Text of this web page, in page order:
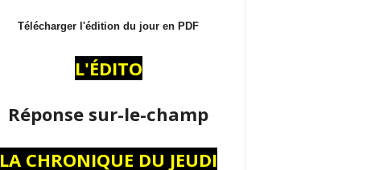
Télécharger l'édition du jour en PDF
L'ÉDITO
Réponse sur-le-champ
LA CHRONIQUE DU JEUDI